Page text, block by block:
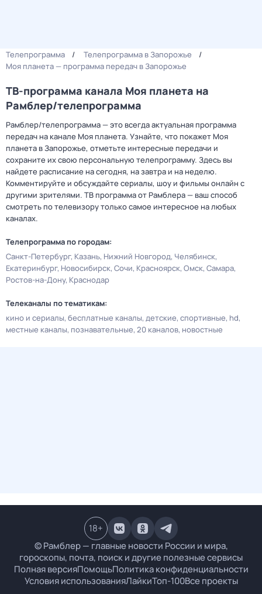
Телепрограмма
Телепрограмма в Запорожье
Моя планета — программа передач в Запорожье
ТВ-программа канала Моя планета на
Рамблер/телепрограмма
Рамблер/телепрограмма — это всегда актуальная программа
передач на канале Моя планета. Узнайте, что покажет Моя
планета в Запорожье, отметьте интересные передачи и
сохраните их свою персональную телепрограмму. Здесь вы
найдете расписание на сегодня, на завтра и на неделю.
Комментируйте и обсуждайте сериалы, шоу и фильмы онлайн с
другими зрителями. ТВ программа от Рамблера — ваш способ
смотреть по телевизору только самое интересное на любых
каналах.
Телепрограмма по городам:
Санкт-Петербург Казань Нижний Новгород Челябинск
Екатеринбург Новосибирск Сочи Красноярск Омск Самара
Ростов-на-Дону Краснодар
Телеканалы по тематикам:
кино и сериалы бесплатные каналы детские спортивные hd
местные каналы познавательные 20 каналов новостные
© Рамблер — главные новости России и мира,
гороскопы, почта, поиск и другие полезные сервисы
Полная версияПомощьПолитика конфиденциальности
Условия использованияЛайкиТоп-100Все проекты
18+